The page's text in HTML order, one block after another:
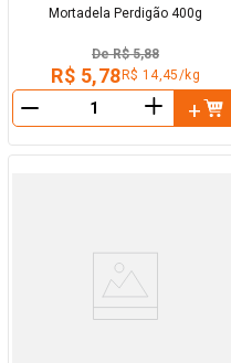
Mortadela Perdigão 400g
De R$ 5,88
R$ 5,78 R$ 14,45/kg
＋